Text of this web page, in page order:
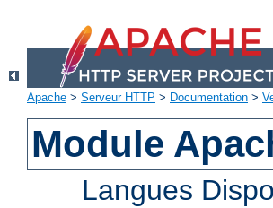
Apache > Serveur HTTP > Documentation >
Module
Langues